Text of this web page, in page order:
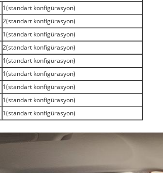
1(standart konfigürasyon)
2(standart konfigürasyon)
1(standart konfigürasyon)
2(standart konfigürasyon)
1(standart konfigürasyon)
1(standart konfigürasyon)
1(standart konfigürasyon)
1(standart konfigürasyon)
1(standart konfigürasyon)